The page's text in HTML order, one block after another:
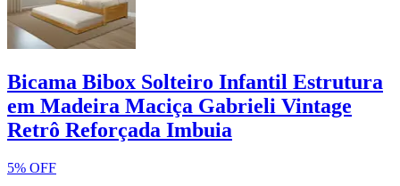
Bicama Bibox Solteiro Infantil Estrutura
em Madeira Maciça Gabrieli Vintage
Retrô Reforçada Imbuia
5% OFF